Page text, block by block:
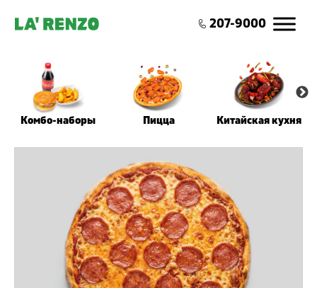
207-9000
Комбо-наборы Пицца Китайская кухня